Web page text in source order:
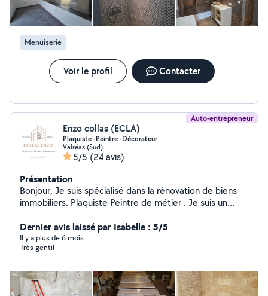
Menuiserie
Voir le profil Contacter
Auto-entrepreneur
Enzo collas (ECLA)
Plaquiste -Peintre -Décorateur
Valréas (Sud)
5/5 (24 avis)
Présentation
Bonjour, Je suis spécialisé dans la rénovation de biens
immobiliers. Plaquiste Peintre de métier . Je suis un
travaux. Pour les demandes de chantier de plus de 30
km consultez moi sur ma page google Cordialement
Collas Enzo
Dernier avis laissé par Isabelle : 5/5
Il y a plus de 6 mois
Très gentil